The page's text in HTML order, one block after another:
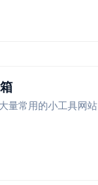
量常用的小工具网站